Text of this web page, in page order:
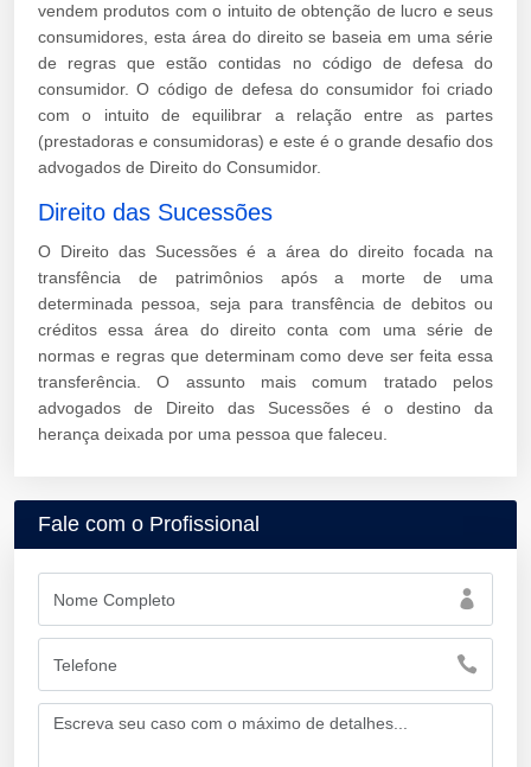
vendem produtos com o intuito de obtenção de lucro e seus
consumidores, esta área do direito se baseia em uma série
de regras que estão contidas no código de defesa do
consumidor. O código de defesa do consumidor foi criado
com o intuito de equilibrar a relação entre as partes
(prestadoras e consumidoras) e este é o grande desafio dos
advogados de Direito do Consumidor.
Direito das Sucessões
O Direito das Sucessões é a área do direito focada na
transfência de patrimônios após a morte de uma
determinada pessoa, seja para transfência de debitos ou
créditos essa área do direito conta com uma série de
normas e regras que determinam como deve ser feita essa
transferência. O assunto mais comum tratado pelos
advogados de Direito das Sucessões é o destino da
herança deixada por uma pessoa que faleceu.
Fale com o Profissional